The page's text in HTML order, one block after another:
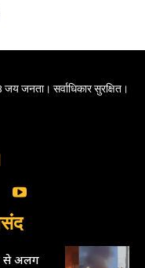
जनता। सर्वाधिकार सुरक्षित।
से अलग